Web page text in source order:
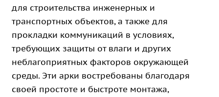
для строительства инженерных и
транспортных объектов, а также для
прокладки коммуникаций в условиях,
требующих защиты от влаги и других
неблагоприятных факторов окружающей
среды. Эти арки востребованы благодаря
своей простоте и быстроте монтажа,